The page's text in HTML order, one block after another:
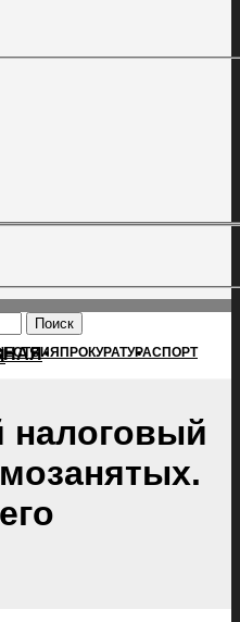
ПРОКУРАТУРАСПОРТ